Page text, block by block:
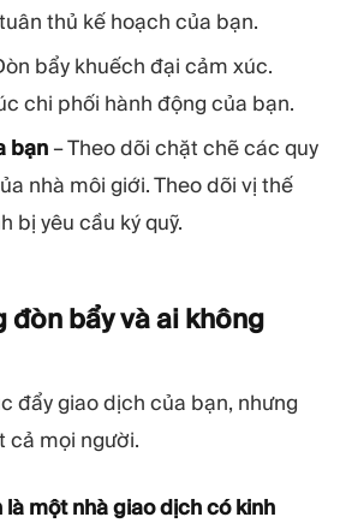
thủ kế hoạch của bạn.
bẩy khuếch đại cảm xúc.
chi phối hành động của bạn.
bạn – Theo dõi chặt chẽ các quy
nhà môi giới. Theo dõi vị thế
bị yêu cầu ký quỹ.
đòn bẩy và ai không
đẩy giao dịch của bạn, nhưng
cả mọi người.
một nhà giao dịch có kinh